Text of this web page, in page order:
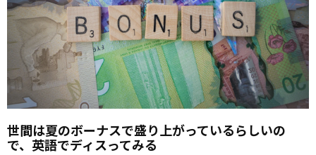
世間は夏のボーナスで盛り上がっているらしいの
で、英語でディスってみる